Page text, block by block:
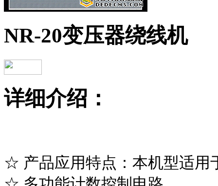
NR-20变压器绕线机
详细介绍：
☆ 产品应用特点：本机型适用